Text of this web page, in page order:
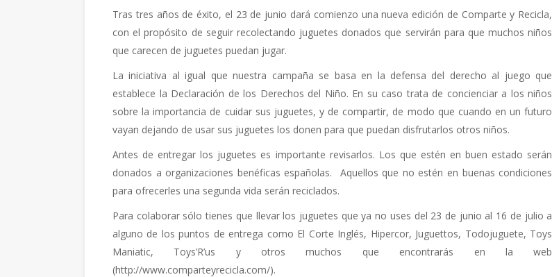
Tras tres años de éxito, el 23 de junio dará comienzo una nueva edición de Comparte y Recicla,
con el propósito de seguir recolectando juguetes donados que servirán para que muchos niños
que carecen de juguetes puedan jugar.
La iniciativa al igual que nuestra campaña se basa en la defensa del derecho al juego que
establece la Declaración de los Derechos del Niño. En su caso trata de concienciar a los niños
sobre la importancia de cuidar sus juguetes, y de compartir, de modo que cuando en un futuro
vayan dejando de usar sus juguetes los donen para que puedan disfrutarlos otros niños.
Antes de entregar los juguetes es importante revisarlos. Los que estén en buen estado serán
donados a organizaciones benéficas españolas.
Aquellos que no estén en buenas condiciones
para ofrecerles una segunda vida serán reciclados.
Para colaborar sólo tienes que llevar los juguetes que ya no uses del 23 de junio al 16 de julio a
alguno de los puntos de entrega como El Corte Inglés, Hipercor, Juguettos, Todojuguete, Toys
Maniatic, Toys’R’us y otros muchos que encontrarás en la web
(http://www.comparteyrecicla.com/).